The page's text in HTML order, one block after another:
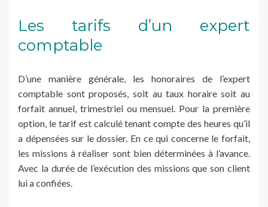
Les tarifs d’un expert
comptable
D’une manière générale, les honoraires de l’expert
comptable sont proposés, soit au taux horaire soit au
forfait annuel, trimestriel ou mensuel. Pour la première
option, le tarif est calculé tenant compte des heures qu’il
a dépensées sur le dossier. En ce qui concerne le forfait,
les missions à réaliser sont bien déterminées à l’avance.
Avec la durée de l’exécution des missions que son client
lui a confiées.